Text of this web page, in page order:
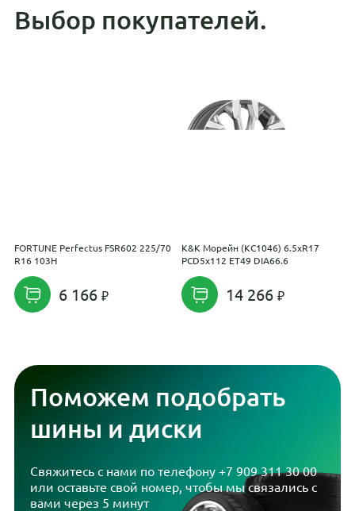
Выбор покупателей.
FORTUNE Perfectus FSR602 225/70
R16 103H
6 166
K&K Морейн (КС1046) 6.5xR17
PCD5x112 ET49 DIA66.6
14 266
Поможем подобрать
шины и диски
Свяжитесь с нами по телефону +7 909 311 30 00
или оставьте свой номер, чтобы мы связались с
вами через 5 минут